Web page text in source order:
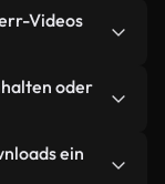
und
Sie
–
Sekunden
Videos
Alle
lizenzfrei
immer
oder
darf in
Media-
ein